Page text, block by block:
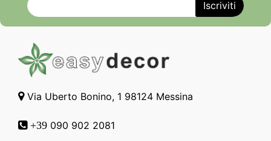
Via Uberto Bonino, 1 98124 Messina
+39 090 902 2081